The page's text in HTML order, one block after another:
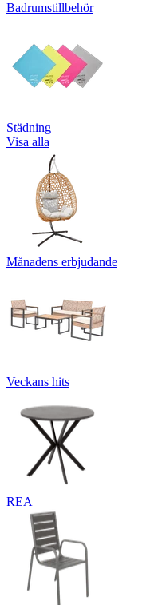
Badrumstillbehör
Städning
Visa alla
Månadens erbjudande
Veckans hits
REA